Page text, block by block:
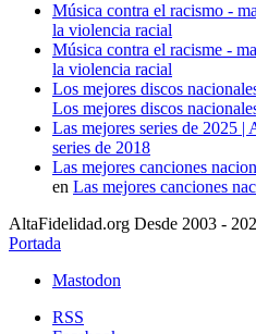
Música contra el racismo -
la violencia racial
Música contra el racisme -
la violencia racial
Los mejores discos
Los mejores discos
Las mejores series de 2025 |
series de 2018
Las mejores canciones
en Las mejores canciones
AltaFidelidad.org Desde 2003 -
Portada
Mastodon
RSS